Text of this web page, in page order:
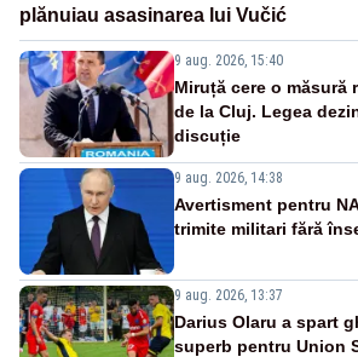
plănuiau asasinarea lui Vučić
9 aug. 2026, 15:40
Miruță cere o măsură
de la Cluj. Legea
discuție
9 aug. 2026, 14:38
Avertisment pentru
trimite militari fără
9 aug. 2026, 13:37
Darius Olaru a spart
superb pentru Union